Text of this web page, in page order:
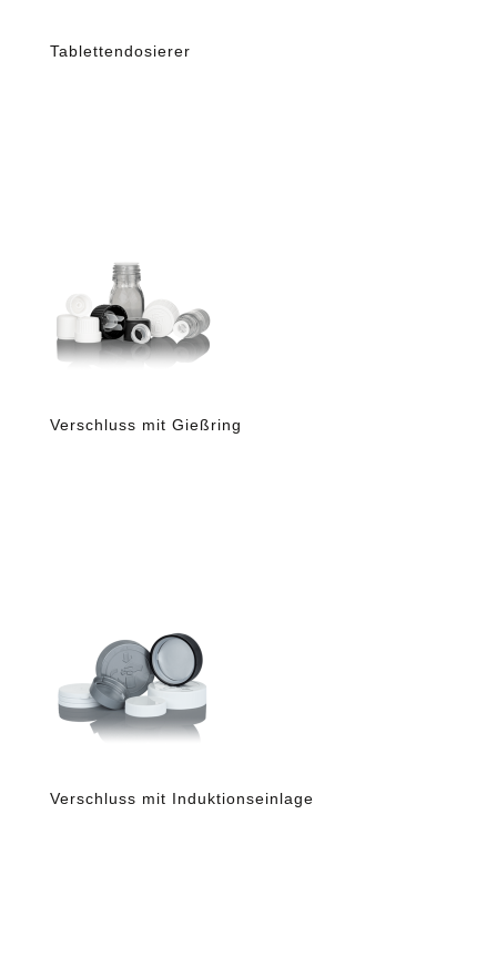
Tablettendosierer
Verschluss mit Gießring
Verschluss mit Induktionseinlage